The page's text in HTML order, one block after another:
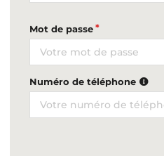
Mot de passe
Numéro de téléphone